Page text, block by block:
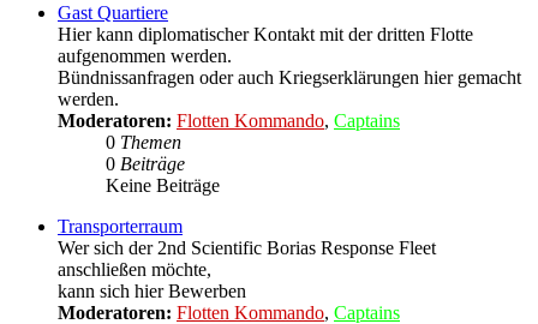
Gast Quartiere
Hier kann diplomatischer Kontakt mit der dritten Flotte
aufgenommen werden.
Bündnissanfragen oder auch Kriegserklärungen hier gemacht
werden.
Moderatoren: Flotten Kommando, Captains
0 Themen
0 Beiträge
Keine Beiträge
Transporterraum
Wer sich der 2nd Scientific Borias Response Fleet
anschließen möchte,
kann sich hier Bewerben
Moderatoren: Flotten Kommando, Captains